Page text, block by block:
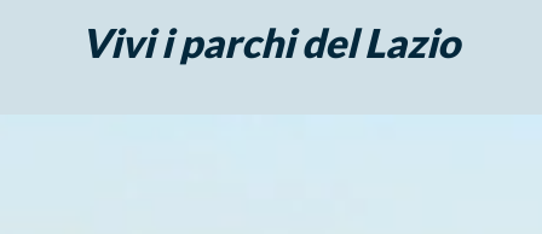
Vivi i parchi del Lazio